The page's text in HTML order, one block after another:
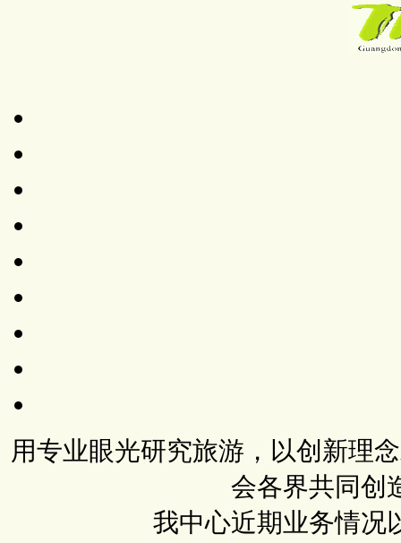
用专业眼光研究旅游，以创新理
会各界共同创
我中心近期业务情况